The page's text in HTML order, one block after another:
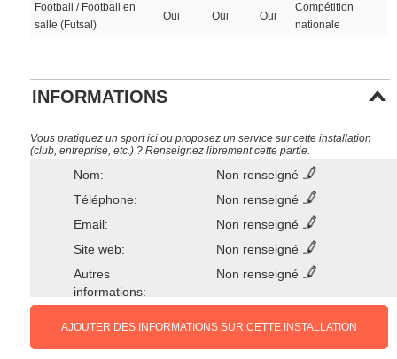
Football / Football en
salle (Futsal)
Oui Oui Oui
Compétition
nationale
INFORMATIONS
Vous pratiquez un sport ici ou proposez un service sur cette installation
(club, entreprise, etc.) ? Renseignez librement cette partie.
Nom:
Non renseigné
Téléphone:
Non renseigné
Email:
Non renseigné
Site web:
Non renseigné
Autres
informations:
Non renseigné
AJOUTER DES INFORMATIONS SUR CETTE INSTALLATION